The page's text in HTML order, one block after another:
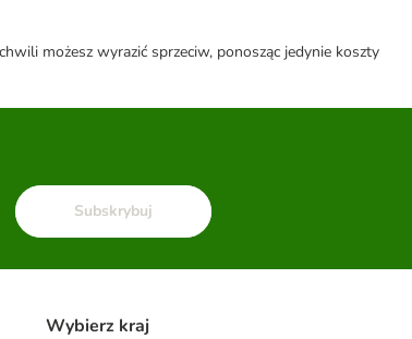
możesz wyrazić sprzeciw, ponosząc jedynie koszty
Subskrybuj
Wybierz kraj